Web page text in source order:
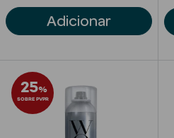
Banho
Solares
Refirmantes
Adicionar
25%
SOBRE PVPR